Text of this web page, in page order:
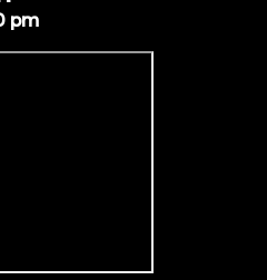
pm